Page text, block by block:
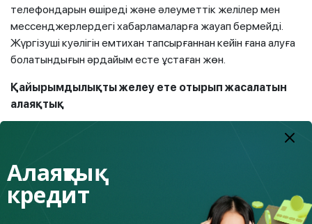
телефондарын өшіреді және әлеуметтік желілер мен
мессенджерлердегі хабарламаларға жауап бермейді.
Жүргізуші куәлігін емтихан тапсырғаннан кейін ғана алуға
болатындығын әрдайым есте ұстаған жөн.
Қайырымдылықты желеу ете отырып жасалатын
алаяқтық
қайырымдылықпен айналыса бастады. Олар ақша жинау
науқандарын ашады, түрлі акцияларға қатысады, қажетті
ақшаны жинау үшін тікелей эфирге шығады. Атақты
адамдардың бастамалары да алаяқтардың назарынан
Алаяқтық
кредит